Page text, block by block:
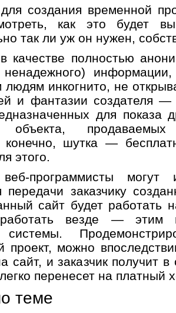
для создания временной
как это будет
так ли уж он нужен,
в качестве полностью
инкогнито, не
и фантазии создателя
для показа
объекта,
конечно, шутка —
этого.
веб-программисты могут
передачи заказчику
сайт будет работать
везде — этим
системы.
проект, можно
сайт, и заказчик получит
перенесет на платный
теме